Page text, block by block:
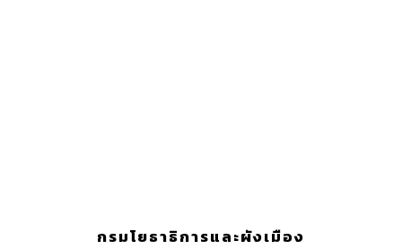
กรมโยธาธิการและผังเมือง